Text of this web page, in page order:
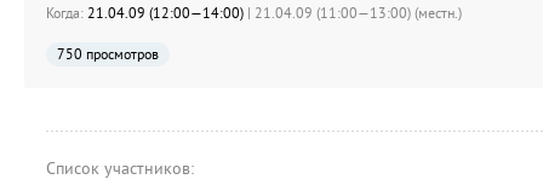
Когда: 21.04.09 (12:00—14:00) | 21.04.09 (11:00—13:00) (местн.)
750 просмотров
Список участников: